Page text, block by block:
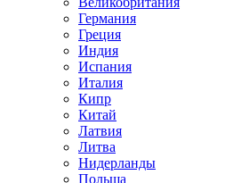
Германия
Греция
Индия
Испания
Италия
Кипр
Китай
Латвия
Литва
Нидерланды
Польша